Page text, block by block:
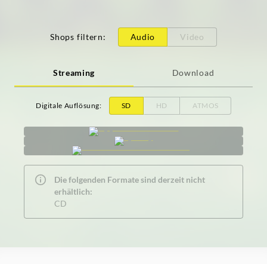
Shops filtern: Audio Video
Streaming Download
Digitale Auflösung: SD HD ATMOS
Die folgenden Formate sind derzeit nicht
erhältlich:
CD